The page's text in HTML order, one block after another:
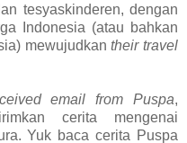
tesyaskinderen, dengan
Indonesia (atau bahkan
mewujudkantheir travel
email from Puspa,
cerita mengenai
Yuk baca cerita Puspa